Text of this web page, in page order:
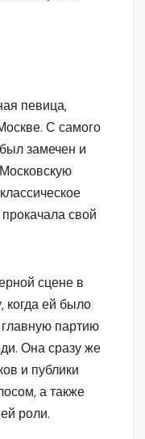
певица,
С самого
замечен и
свой
сцене в
когда ей было
партию
Она сразу же
и публики
а также
роли.